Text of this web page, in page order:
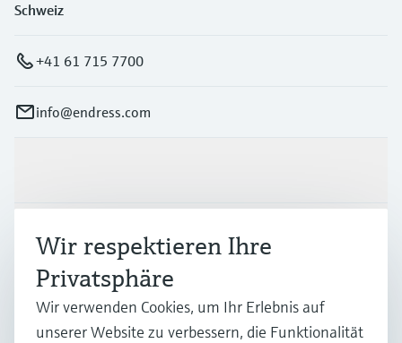
Schweiz
+41 61 715 7700
info@endress.com
Branchen
Support
Wir respektieren Ihre
Privatsphäre
Wir verwenden Cookies, um Ihr Erlebnis auf
unserer Website zu verbessern, die Funktionalität